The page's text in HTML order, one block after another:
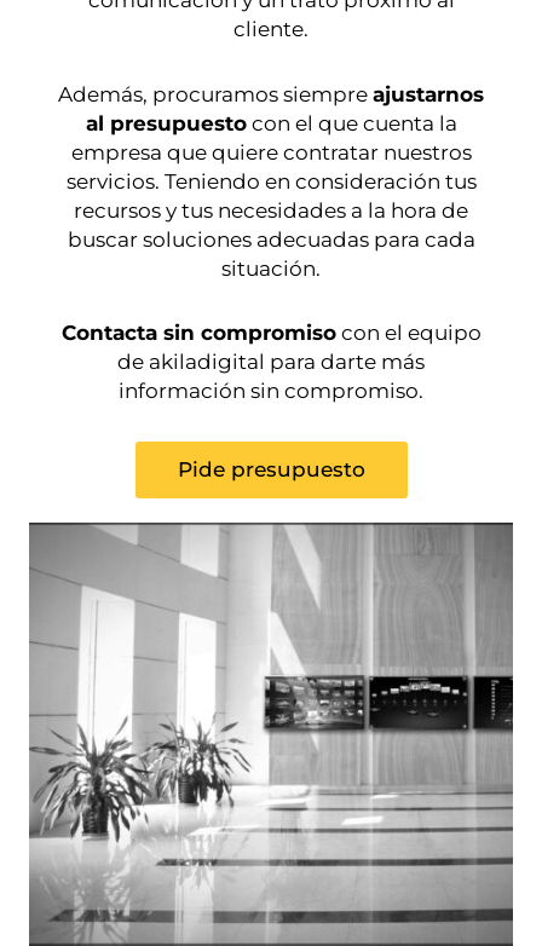
cliente.
Además, procuramos siempre ajustarnos
al presupuestocon el que cuenta la
empresa que quiere contratar nuestros
servicios. Teniendo en consideración tus
recursos y tus necesidades a la hora de
buscar soluciones adecuadas para cada
situación.
Contacta sin compromisocon el equipo
de akiladigital para darte más
información sin compromiso.
Pide presupuesto